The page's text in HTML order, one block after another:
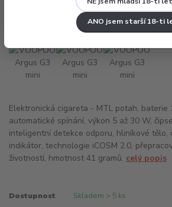
ANO jsem starší 18-ti
Elektronická cigareta - MTL potah, baterie
automatické spínání, výkon 5 až 30 W,
inteligentní detekce odporu, hliníkové tělo,
indikátor, technologie iCOSM 2.0,
životností, hmotnost 41 gramů. celý popis
Dostupnost Skladem > 5 ks